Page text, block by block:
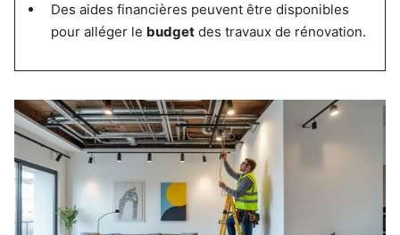
Des aides financières peuvent être disponibles
pour alléger le budgetdes travaux de rénovation.